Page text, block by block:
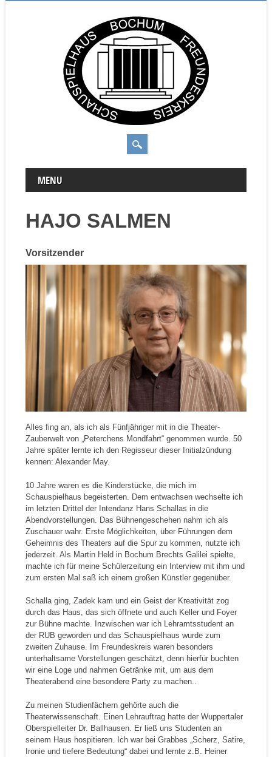
MAIN MENU
MENU
HAJO SALMEN
Vorsitzender
Alles fing an, als ich als Fünfjähriger mit in die Theater-
Zauberwelt von „Peterchens Mondfahrt“ genommen wurde. 50
Jahre später lernte ich den Regisseur dieser Initialzündung
kennen: Alexander May.
10 Jahre waren es die Kinderstücke, die mich im
Schauspielhaus begeisterten. Dem entwachsen wechselte ich
im letzten Drittel der Intendanz Hans Schallas in die
Abendvorstellungen. Das Bühnengeschehen nahm ich als
Zuschauer wahr. Erste Möglichkeiten, über Führungen dem
Geheimnis des Theaters auf die Spur zu kommen, nutzte ich
jederzeit. Als Martin Held in Bochum Brechts Galilei spielte,
machte ich für meine Schülerzeitung ein Interview mit ihm und
zum ersten Mal saß ich einem großen Künstler gegenüber.
Schalla ging, Zadek kam und ein Geist der Kreativität zog
durch das Haus, das sich öffnete und auch Keller und Foyer
zur Bühne machte. Inzwischen war ich Lehramtsstudent an
der RUB geworden und das Schauspielhaus wurde zum
zweiten Zuhause. Im Freundeskreis waren besonders
unterhaltsame Vorstellungen geschätzt, denn hierfür buchten
wir eine Loge und nahmen Getränke mit, um aus dem
Theaterabend eine besondere Party zu machen..
Zu meinen Studienfächern gehörte auch die
Theaterwissenschaft. Einen Lehrauftrag hatte der Wuppertaler
Oberspielleiter Dr. Ballhausen. Er ließ uns Studenten an
seinem Haus hospitieren. Ich war bei Grabbes „Scherz, Satire,
Ironie und tiefere Bedeutung“ dabei und lernte z.B. Heiner